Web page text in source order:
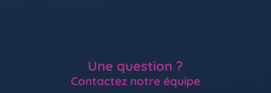
Une question ?
Contactez notre équipe